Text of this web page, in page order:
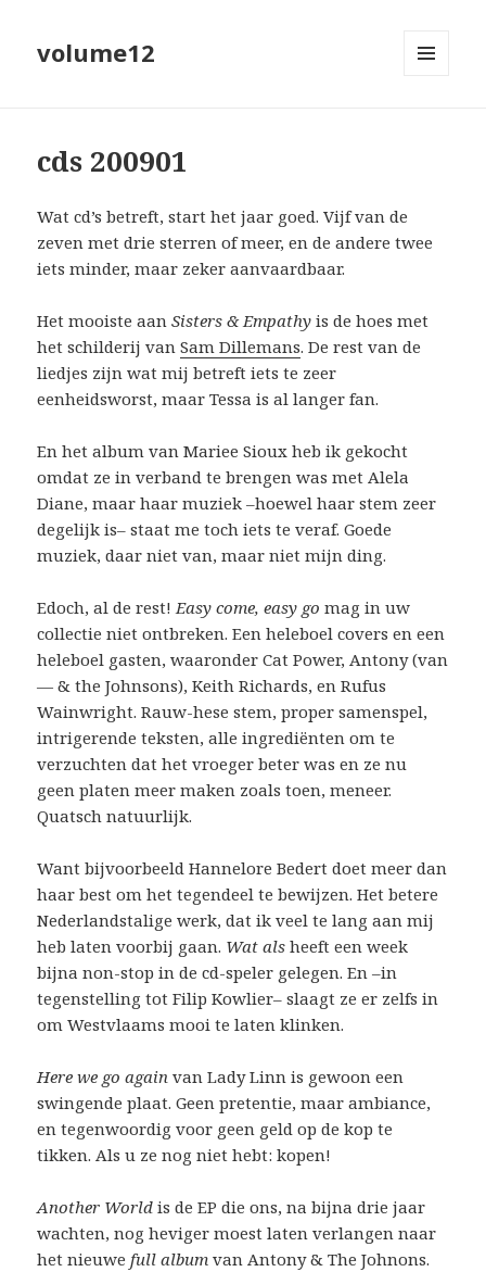
volume12
cds 200901
Wat cd’s betreft, start het jaar goed. Vijf van de
zeven met drie sterren of meer, en de andere twee
iets minder, maar zeker aanvaardbaar.
Het mooiste aanSisters & Empathy is de hoes met
het schilderij vanSam Dillemans. De rest van de
liedjes zijn wat mij betreft iets te zeer
eenheidsworst, maar Tessa is al langer fan.
En het album van Mariee Sioux heb ik gekocht
omdat ze in verband te brengen was met Alela
Diane, maar haar muziek –hoewel haar stem zeer
degelijk is– staat me toch iets te veraf. Goede
muziek, daar niet van, maar niet mijn ding.
Edoch, al de rest!Easy come, easy go mag in uw
collectie niet ontbreken. Een heleboel covers en een
heleboel gasten, waaronder Cat Power, Antony (van
— & the Johnsons), Keith Richards, en Rufus
Wainwright. Rauw-hese stem, proper samenspel,
intrigerende teksten, alle ingrediënten om te
verzuchten dat het vroeger beter was en ze nu
geen platen meer maken zoals toen, meneer.
Quatsch natuurlijk.
Want bijvoorbeeld Hannelore Bedert doet meer dan
haar best om het tegendeel te bewijzen. Het betere
Nederlandstalige werk, dat ik veel te lang aan mij
heb laten voorbij gaan. Wat als heeft een week
bijna non-stop in de cd-speler gelegen. En –in
tegenstelling tot Filip Kowlier– slaagt ze er zelfs in
om Westvlaams mooi te laten klinken.
Here we go again van Lady Linn is gewoon een
swingende plaat. Geen pretentie, maar ambiance,
en tegenwoordig voor geen geld op de kop te
tikken. Als u ze nog niet hebt: kopen!
Another World is de EP die ons, na bijna drie jaar
wachten, nog heviger moest laten verlangen naar
het nieuwefull album van Antony & The Johnons.